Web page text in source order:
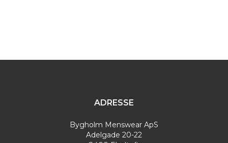
ADRESSE
Bygholm Menswear ApS
Adelgade 20-22